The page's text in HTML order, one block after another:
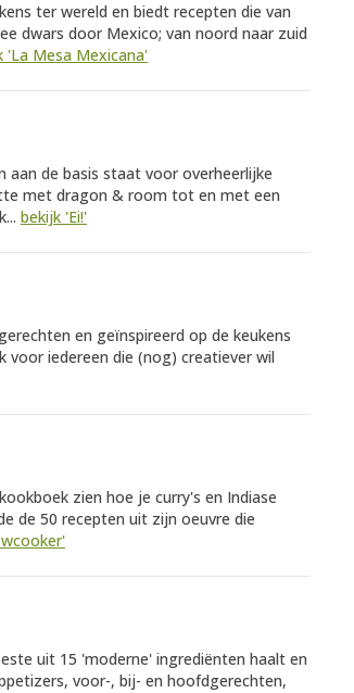
ter wereld en biedt recepten die van
dwars door Mexico; van noord naar zuid
'La Mesa Mexicana'
aan de basis staat voor overheerlijke
met dragon & room tot en met een
bekijk 'Ei!'
en geïnspireerd op de keukens
iedereen die (nog) creatiever wil
zien hoe je curry's en Indiase
de 50 recepten uit zijn oeuvre die
uit 15 'moderne' ingrediënten haalt en
voor-, bij- en hoofdgerechten,